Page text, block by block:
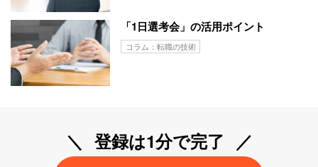
「1日選考会」の活用ポイント
コラム：転職の技術
登録は1分で完了